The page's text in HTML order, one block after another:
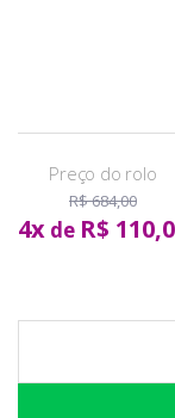
R$ 684,00
4x de R$